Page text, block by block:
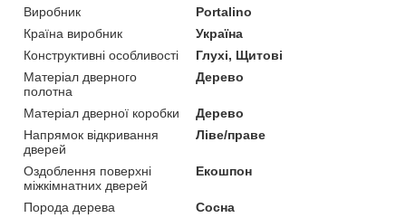
Виробник
Portalino
Країна виробник
Україна
Конструктивні особливості
Глухі, Щитові
Матеріал дверного
полотна
Дерево
Матеріал дверної коробки
Дерево
Напрямок відкривання
дверей
Ліве/праве
Оздоблення поверхні
міжкімнатних дверей
Екошпон
Порода дерева
Сосна